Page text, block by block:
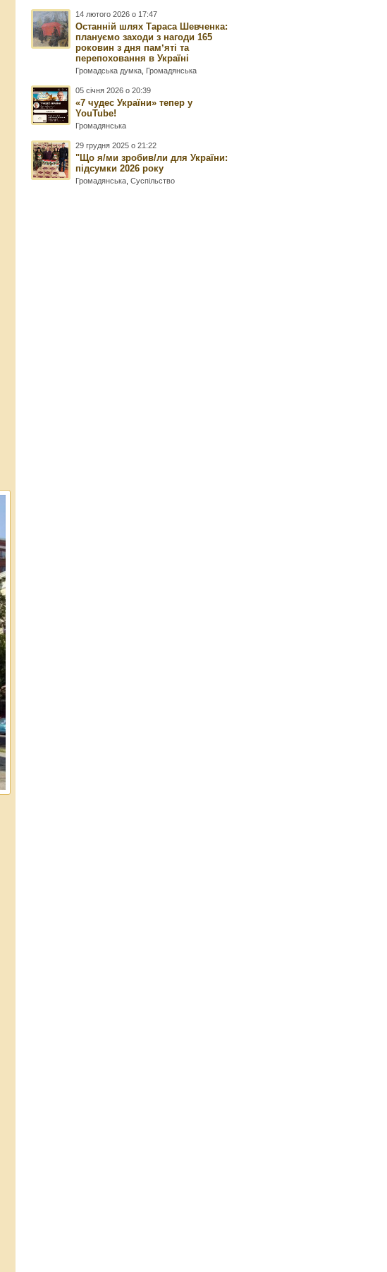
14 лютого 2026 о 17:47
Останній шлях Тараса Шевченка:
плануємо заходи з нагоди 165
роковин з дня памʼяті та
перепоховання в Україні
Громадська думка Громадянська
05 січня 2026 о 20:39
«7 чудес України» тепер у
YouTube!
Громадянська
29 грудня 2025 о 21:22
"Що я/ми зробив/ли для України:
підсумки 2026 року
Громадянська ,Суспільство